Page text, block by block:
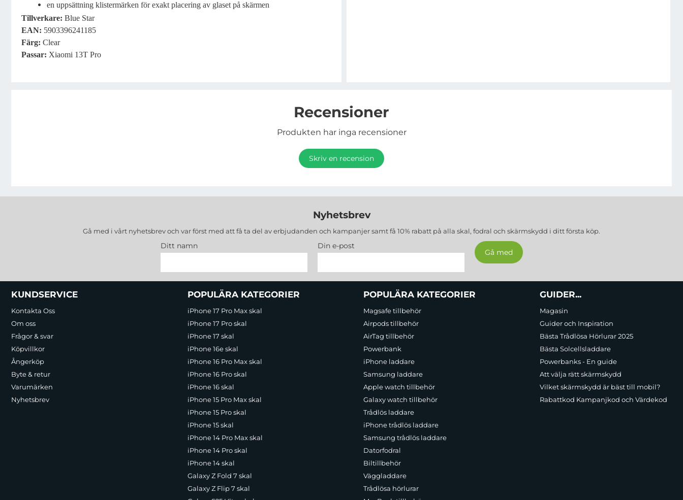
en uppsättning klistermärken för exakt placering av glaset på skärmen
Tillverkare: Blue Star
EAN: 5903396241185
Färg: Clear
Passar: Xiaomi 13T Pro
Recensioner
Produkten har inga recensioner
Skriv en recension
Nyhetsbrev
Gå med i vårt nyhetsbrev och var först med att få ta del av erbjudanden och kampanjer samt få 10% rabatt på alla skal, fodral och skärmskydd i ditt första köp.
Ditt namn Din e-post
Sidfot Blandad info och länkar
KUNDSERVICE
Kontakta Oss
Om oss
Frågor & svar
Köpvillkor
Ångerköp
Byte & retur
Varumärken
Nyhetsbrev
POPULÄRA KATEGORIER
iPhone 17 Pro Max skal
iPhone 17 Pro skal
iPhone 17 skal
iPhone 16e skal
iPhone 16 Pro Max skal
iPhone 16 Pro skal
iPhone 16 skal
iPhone 15 Pro Max skal
iPhone 15 Pro skal
iPhone 15 skal
iPhone 14 Pro Max skal
iPhone 14 Pro skal
iPhone 14 skal
Galaxy Z Fold 7 skal
Galaxy Z Flip 7 skal
POPULÄRA KATEGORIER
Magsafe tillbehör
Airpods tillbehör
AirTag tillbehör
Powerbank
iPhone laddare
Samsung laddare
Apple watch tillbehör
Galaxy watch tillbehör
Trådlös laddare
iPhone trådlös laddare
Samsung trådlös laddare
Datorfodral
Biltillbehör
Väggladdare
Trådlösa hörlurar
GUIDER...
Magasin
Guider och Inspiration
Bästa Trådlösa Hörlurar 2025
Bästa Solcellsladdare
Powerbanks - En guide
Att välja rätt skärmskydd
Vilket skärmskydd är bäst till mobil?
Rabattkod Kampanjkod och Värdekod